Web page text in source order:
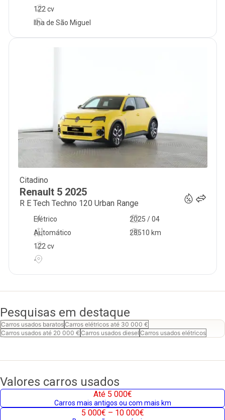
122 cv
Ilha de São Miguel
Citadino
Renault 5 2025
R E Tech Techno 120 Urban Range
2025 / 04
Automático
28510 km
122 cv
Elétrico
-
Pesquisas em destaque
Carros usados baratosCarros elétricos até 30 000 €
Carros usados até 20 000 € Carros usados diesel Carros usados elétricos
Valores carros usados
Até 5 000€
Carros mais antigos ou com mais km
5 000€ – 10 000€